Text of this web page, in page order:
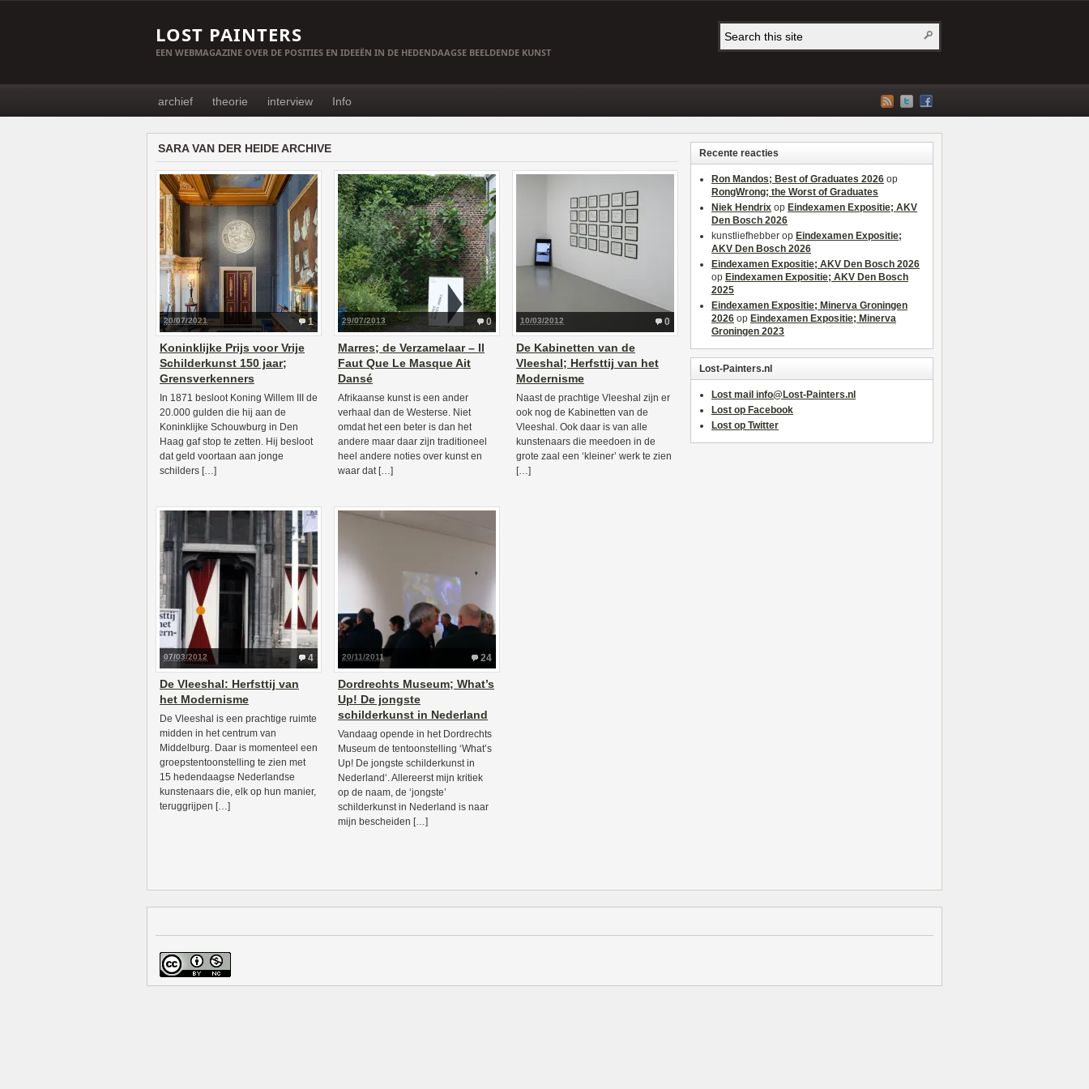
LOST PAINTERS
EEN WEBMAGAZINE OVER DE POSITIES EN IDEEËN IN DE HEDENDAAGSE BEELDENDE KUNST
archief theorie interview Info
SARA VAN DER HEIDE ARCHIVE
1
20/07/2021
Koninklijke Prijs voor Vrije
Schilderkunst 150 jaar;
Grensverkenners
In 1871 besloot Koning Willem III de
20.000 gulden die hij aan de
Koninklijke Schouwburg in Den
Haag gaf stop te zetten. Hij besloot
dat geld voortaan aan jonge
schilders […]
0
29/07/2013
Marres; de Verzamelaar – Il
Faut Que Le Masque Ait
Dansé
Afrikaanse kunst is een ander
verhaal dan de Westerse. Niet
omdat het een beter is dan het
andere maar daar zijn traditioneel
heel andere noties over kunst en
waar dat […]
0
10/03/2012
De Kabinetten van de
Vleeshal; Herfsttij van het
Modernisme
Naast de prachtige Vleeshal zijn er
ook nog de Kabinetten van de
Vleeshal. Ook daar is van alle
kunstenaars die meedoen in de
grote zaal een ‘kleiner’ werk te zien
[…]
4
07/03/2012
De Vleeshal: Herfsttij van
het Modernisme
De Vleeshal is een prachtige ruimte
midden in het centrum van
Middelburg. Daar is momenteel een
groepstentoonstelling te zien met
15 hedendaagse Nederlandse
kunstenaars die, elk op hun manier,
teruggrijpen […]
24
20/11/2011
Dordrechts Museum; What’s
Up! De jongste
schilderkunst in Nederland
Vandaag opende in het Dordrechts
Museum de tentoonstelling ‘What’s
Up! De jongste schilderkunst in
Nederland‘. Allereerst mijn kritiek
op de naam, de ‘jongste’
schilderkunst in Nederland is naar
mijn bescheiden […]
Recente reacties
Ron Mandos; Best of Graduates 2026 op
RongWrong; the Worst of Graduates
Niek Hendrix op Eindexamen Expositie; AKV
Den Bosch 2026
kunstliefhebber op Eindexamen Expositie;
AKV Den Bosch 2026
Eindexamen Expositie; AKV Den Bosch 2026
op Eindexamen Expositie; AKV Den Bosch
2025
Eindexamen Expositie; Minerva Groningen
2026 op Eindexamen Expositie; Minerva
Groningen 2023
Lost-Painters.nl
Lost mail info@Lost-Painters.nl
Lost op Facebook
Lost op Twitter